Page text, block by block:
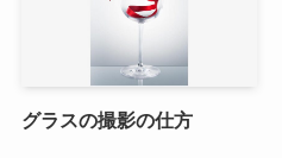
グラスの撮影の仕方